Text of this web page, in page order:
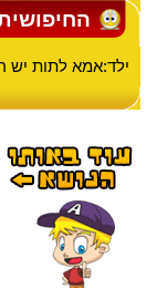
ילד:אמא לתות יש